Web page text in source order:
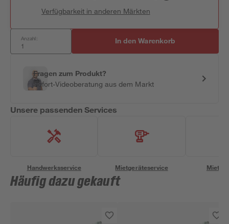
Verfügbarkeit in anderen Märkten
Anzahl: In den Warenkorb
Fragen zum Produkt?
Sofort-Videoberatung aus dem Markt
Unsere passenden Services
Handwerksservice Mietgeräteservice
Häufig dazu gekauft